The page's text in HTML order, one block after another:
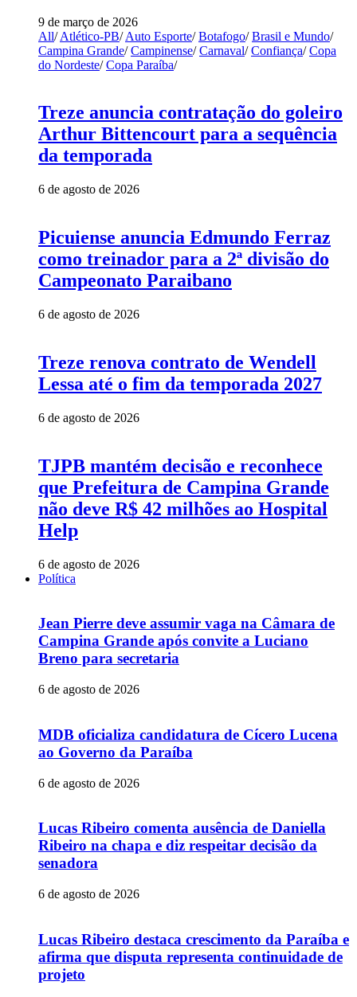
9 de março de 2026
All/ Atlético-PB/ Auto Esporte/ Botafogo/ Brasil e Mundo/
Campina Grande/ Campinense/ Carnaval/ Confiança/ Copa
do Nordeste/ Copa Paraíba/
Treze anuncia contratação do goleiro
Arthur Bittencourt para a sequência
da temporada
6 de agosto de 2026
Picuiense anuncia Edmundo Ferraz
como treinador para a 2ª divisão do
Campeonato Paraibano
6 de agosto de 2026
Treze renova contrato de Wendell
Lessa até o fim da temporada 2027
6 de agosto de 2026
TJPB mantém decisão e reconhece
que Prefeitura de Campina Grande
não deve R$ 42 milhões ao Hospital
Help
6 de agosto de 2026
Política
Jean Pierre deve assumir vaga na Câmara de
Campina Grande após convite a Luciano
Breno para secretaria
6 de agosto de 2026
MDB oficializa candidatura de Cícero Lucena
ao Governo da Paraíba
6 de agosto de 2026
Lucas Ribeiro comenta ausência de Daniella
Ribeiro na chapa e diz respeitar decisão da
senadora
6 de agosto de 2026
Lucas Ribeiro destaca crescimento da Paraíba e
afirma que disputa representa continuidade de
projeto